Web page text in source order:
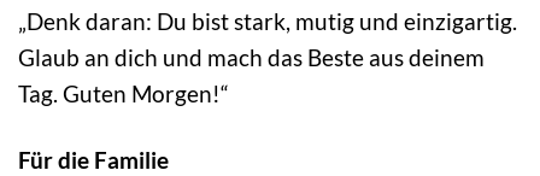
„Denk daran: Du bist stark, mutig und einzigartig.
Glaub an dich und mach das Beste aus deinem
Tag. Guten Morgen!“
Für die Familie